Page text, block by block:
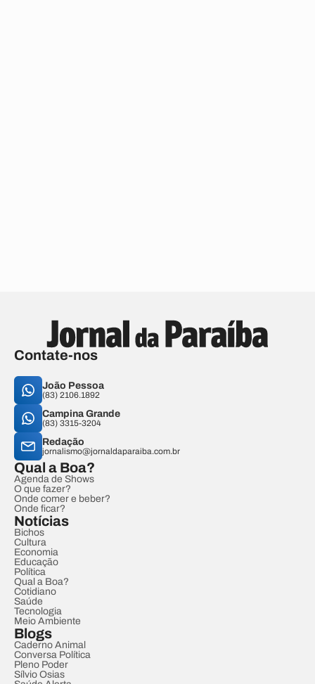
Contate-nos
João Pessoa
(83) 2106.1892
Campina Grande
(83) 3315-3204
Redação
jornalismo@jornaldaparaiba.com.br
Qual a Boa?
Agenda de Shows
O que fazer?
Onde comer e beber?
Onde ficar?
Notícias
Bichos
Cultura
Economia
Educação
Política
Qual a Boa?
Cotidiano
Saúde
Tecnologia
Meio Ambiente
Blogs
Caderno Animal
Conversa Política
Pleno Poder
Sílvio Osias